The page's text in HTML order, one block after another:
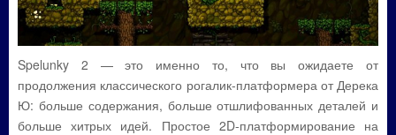
Spelunky 2 — это именно то, что вы ожидаете от
продолжения классического рогалик-платформера от Дерека
Ю: больше содержания, больше отшлифованных деталей и
больше хитрых идей. Простое 2D-платформирование на